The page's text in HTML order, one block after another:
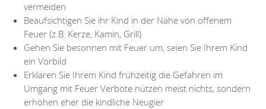
vermeiden
Beaufsichtigen Sie ihr Kind in der Nähe von offenem
Feuer (z.B. Kerze, Kamin, Grill)
Gehen Sie besonnen mit Feuer um, seien Sie Ihrem Kind
ein Vorbild
Erklären Sie Ihrem Kind frühzeitig die Gefahren im
Umgang mit Feuer Verbote nützen meist nichts, sondern
erhöhen eher die kindliche Neugier